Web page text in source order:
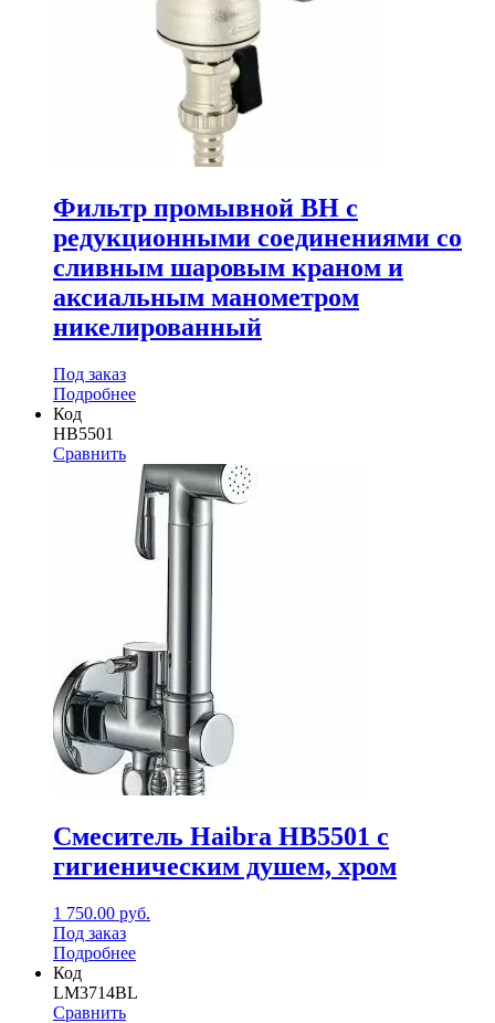
Фильтр промывной BH с
редукционными соединениями со
сливным шаровым краном и
аксиальным манометром
никелированный
Под заказ
Подробнее
Код
HB5501
Сравнить
Смеситель Haibra HB5501 с
гигиеническим душем, хром
1 750.00 руб.
Под заказ
Подробнее
Код
LM3714BL
Сравнить